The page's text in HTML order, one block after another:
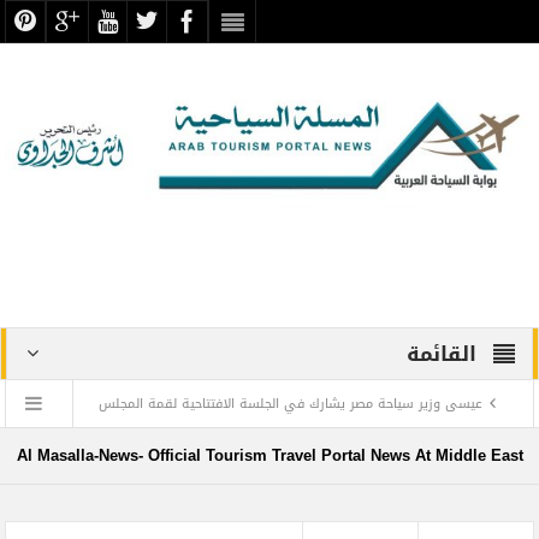
القائمة
عيسى وزير سياحة مصر يشارك في الجلسة الافتتاحية لقمة المجلس
الدولي للسفر والسياحة
Al Masalla-News- Official Tourism Travel Portal News At Middle East